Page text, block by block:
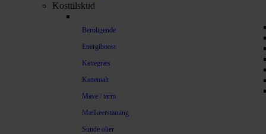
Kosttilskud
Beroligende
Energiboost
Kattegræs
Kattemalt
Mave / tarm
Mælkeerstatning
Sunde olier